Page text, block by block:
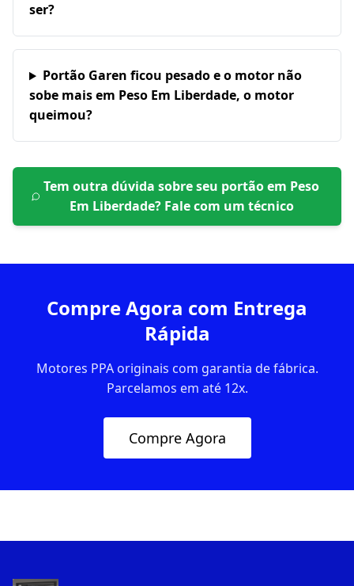
ser?
Portão Garen ficou pesado e o motor não
sobe mais em Peso Em Liberdade, o motor
queimou?
Tem outra dúvida sobre seu portão em Peso
Em Liberdade? Fale com um técnico
Compre Agora com Entrega
Rápida
Motores PPA originais com garantia de fábrica.
Parcelamos em até 12x.
Compre Agora